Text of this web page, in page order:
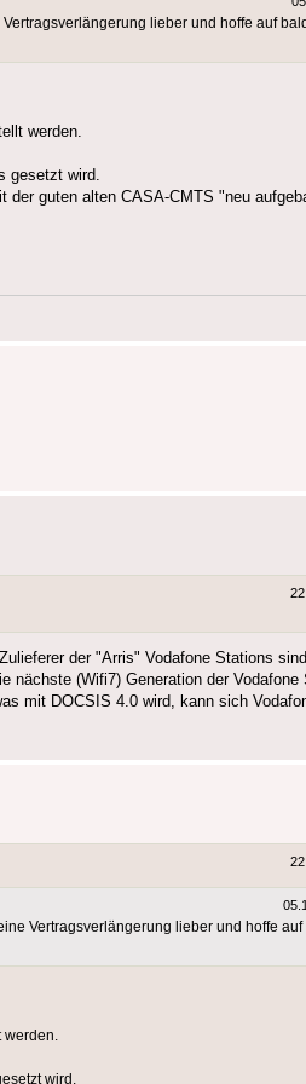
lieber und hoffe auf
werden.
gesetzt wird.
guten alten CASA-CMTS "neu
der "Arris" Vodafone Stations
nächste (Wifi7) Generation der Vodafone
mit DOCSIS 4.0 wird, kann sich
Vertragsverlängerung lieber und hoffe
werden.
wird.